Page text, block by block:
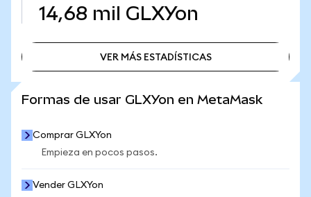
14,68 mil GLXYon
VER MÁS ESTADÍSTICAS
Formas de usar GLXYon en MetaMask
Comprar GLXYon
Empieza en pocos pasos.
Vender GLXYon